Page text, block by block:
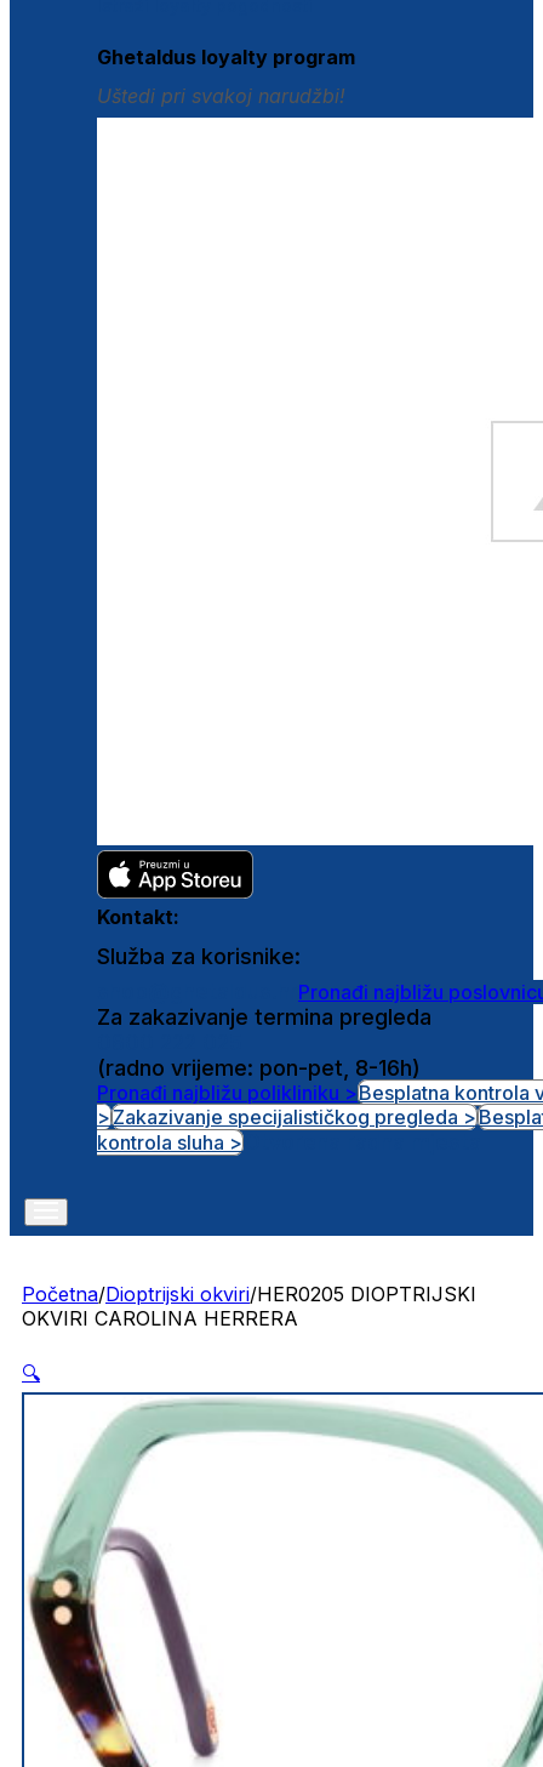
Ghetaldus loyalty program
Uštedi pri svakoj narudžbi!
Kontakt:
Služba za korisnike:
Pronađi najbližu
Za zakazivanje termina pregleda
(radno vrijeme: pon-pet, 8-16h)
Pronađi najbližu polikliniku >Besplatna kontrola
>Zakazivanje specijalističkog pregleda >
kontrola sluha >
Početna/Dioptrijski okviri/HER0205 DIOPTRIJSKI
OKVIRI CAROLINA HERRERA
🔍